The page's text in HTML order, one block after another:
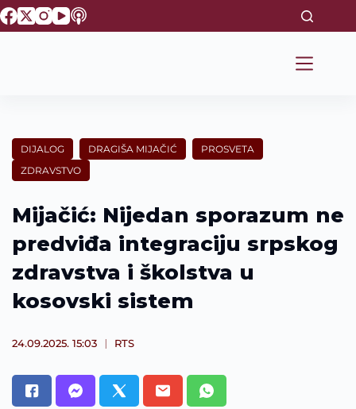
S
k
n
DIJALOG DRAGIŠA MIJAČIĆ
PROSVETA
ZDRAVSTVO
Mijačić: Nijedan sporazum ne
predviđa integraciju srpskog
zdravstva i školstva u
kosovski sistem
24.09.2025. 15:03 RTS